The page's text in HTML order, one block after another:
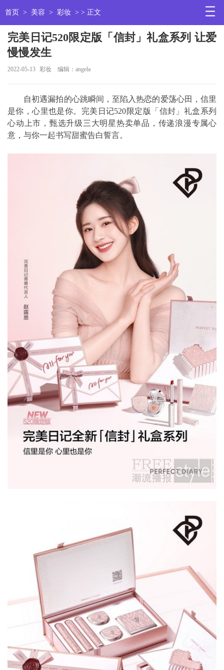
首页 > 美容 > 彩妆 > > 正文
完美日记520限定版「信封」礼盒系列 让爱
慢慢发生
2022-05-13 彩妆 编辑：angela
自初遇漏拍的心跳瞬间，至陷入热恋的爱荡心田，信里
是你，心里也是你。完美日记520限定版「信封」礼盒系列
心动上市，甄选升级三大明星热卖单品，传递浪漫专属心
意，与你一起书写甜蜜告白誓言。